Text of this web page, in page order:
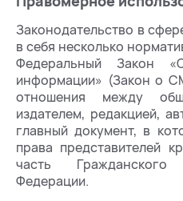
Законодательство в
в себя несколько
Федеральный Закон
информации» (Закон о
отношения между
издателем, редакцией,
главный документ, в
права представителей
часть
Федерации.